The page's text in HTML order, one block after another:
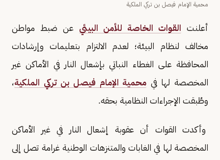
محمية الإمام فيصل بن تركي الملكية
أعلنت القوات الخاصة للأمن البيئي عن ضبط مواطن
مخالف لنظام البيئة؛ لعدم الالتزام بتعليمات وإرشادات
المحافظة على الغطاء النباتي بإشعال النار في الأماكن غير
المخصصة لها في محمية الإمام فيصل بن تركي الملكية،
وطُبقت الإجراءات النظامية بحقه.
وأكدت القوات أن عقوبة إشعال النار في غير الأماكن
المخصصة لها في الغابات والمتنزهات الوطنية غرامة تصل إلى